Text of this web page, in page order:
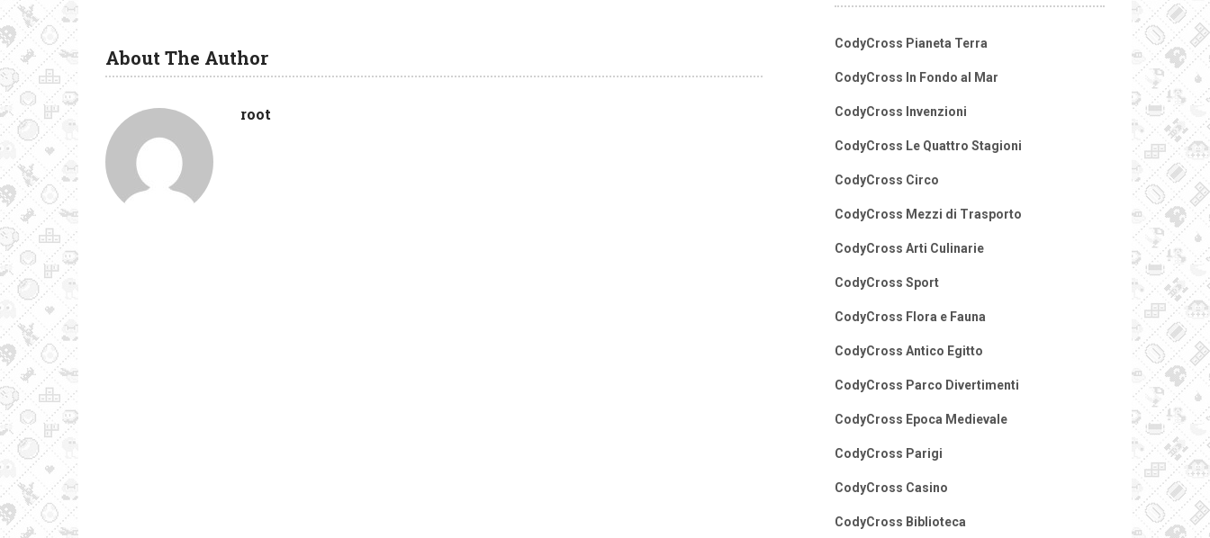
About The Author
root
CodyCross Pianeta Terra
CodyCross In Fondo al Mar
CodyCross Invenzioni
CodyCross Le Quattro Stagioni
CodyCross Circo
CodyCross Mezzi di Trasporto
CodyCross Arti Culinarie
CodyCross Sport
CodyCross Flora e Fauna
CodyCross Antico Egitto
CodyCross Parco Divertimenti
CodyCross Epoca Medievale
CodyCross Parigi
CodyCross Casino
CodyCross Biblioteca